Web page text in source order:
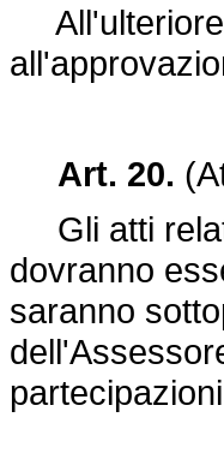
All'ulteriore
Art. 20.
Gli atti
dovranno
saranno